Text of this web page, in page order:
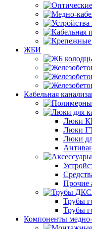
ЖБИ
Кабельная
Люки
Люки
Люки
Прочие
Трубы
Трубы
Компоненты